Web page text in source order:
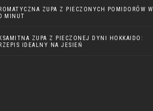
ZUPA Z PIECZONYCH POMIDORÓW W
MINUT
ZUPA Z PIECZONEJ DYNI HOKKAIDO:
IDEALNY NA JESIEŃ